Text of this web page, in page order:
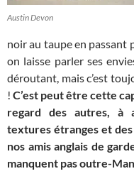
Austin Devon
noir au taupe en passant
on laisse parler ses
déroutant, mais c’est
!C’est peut être cette
regard des autres, à
textures étranges et
nos amis anglais de
manquent pas outre-